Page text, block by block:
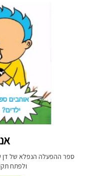
ספר ההפעלה הנפלא של דן
ולפתח